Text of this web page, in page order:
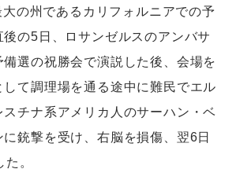
の州であるカリフォルニアでの予
の5日、ロサンゼルスのアンバサ
備選の祝勝会で演説した後、会場を
て調理場を通る途中に難民でエル
チナ系アメリカ人のサーハン・ベ
銃撃を受け、右脳を損傷、翌6日
。